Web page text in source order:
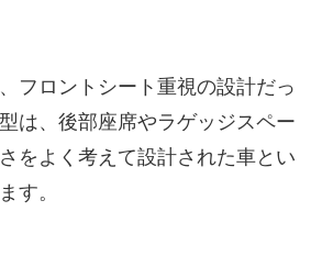
フロントシート重視の設計だっ
は、後部座席やラゲッジスペー
をよく考えて設計された車とい
す。